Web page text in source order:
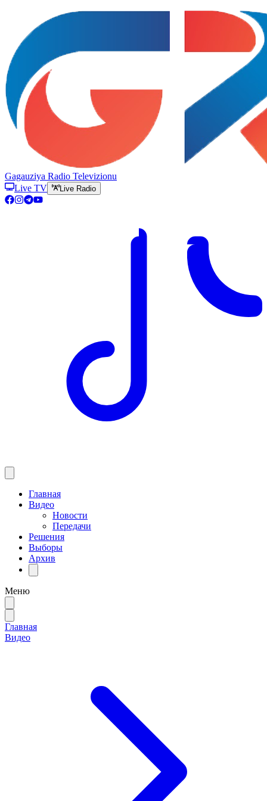
Gagauziya Radio Televizionu
Live TV
Live Radio
Главная
Видео
Новости
Передачи
Решения
Выборы
Архив
Меню
Главная
Видео